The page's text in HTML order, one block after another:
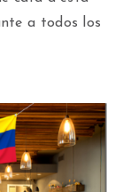
a todos los